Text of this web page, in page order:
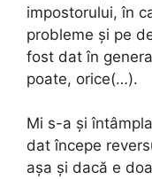
impostorului, în
probleme și pe
fost dat în
poate, orice(…).
Mi s-a și
dat începe
așa și dacă e